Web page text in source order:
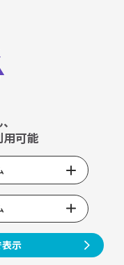
可能
示